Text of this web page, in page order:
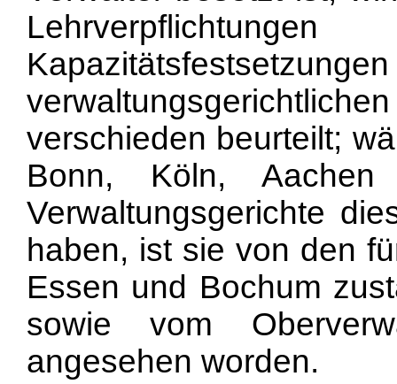
verschieden beurteilt;
Bonn, Köln,
Verwaltungsgerichte
haben, ist sie von den
Essen und Bochum
sowie vom
angesehen worden.